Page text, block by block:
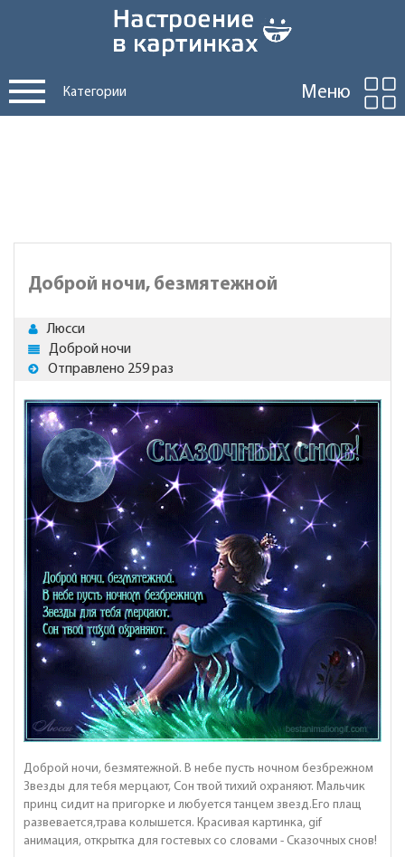
Категории Меню
Доброй ночи, безмятежной
Люсси
Доброй ночи
Отправлено 259 раз
Доброй ночи, безмятежной. В небе пусть ночном безбрежном
Звезды для тебя мерцают, Сон твой тихий охраняют. Мальчик
принц сидит на пригорке и любуется танцем звезд.Его плащ
развевается,трава колышется. Красивая картинка, gif
анимация, открытка для гостевых со словами - Сказочных снов!